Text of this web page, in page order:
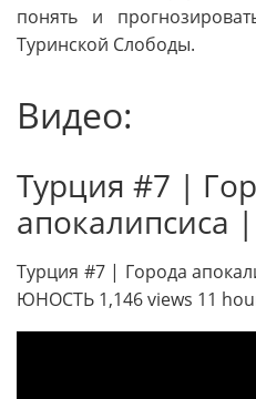
понять и
Туринской Слободы.
Видео:
Турция #7 |
апокалипсиса
Турция #7 | Города
ЮНОСТЬ 1,146 views 11